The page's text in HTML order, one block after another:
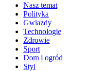
Nasz temat
Polityka
Gwiazdy
Technologie
Zdrowie
Sport
Dom i ogród
Styl